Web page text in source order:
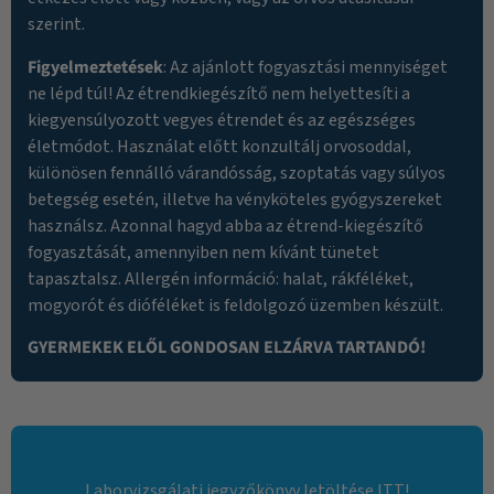
szerint.
Figyelmeztetések: Az ajánlott fogyasztási mennyiséget
ne lépd túl! Az étrendkiegészítő nem helyettesíti a
kiegyensúlyozott vegyes étrendet és az egészséges
életmódot. Használat előtt konzultálj orvosoddal,
különösen fennálló várandósság, szoptatás vagy súlyos
betegség esetén, illetve ha vényköteles gyógyszereket
használsz. Azonnal hagyd abba az étrend-kiegészítő
fogyasztását, amennyiben nem kívánt tünetet
tapasztalsz. Allergén információ: halat, rákféléket,
mogyorót és dióféléket is feldolgozó üzemben készült.
GYERMEKEK ELŐL GONDOSAN ELZÁRVA TARTANDÓ!